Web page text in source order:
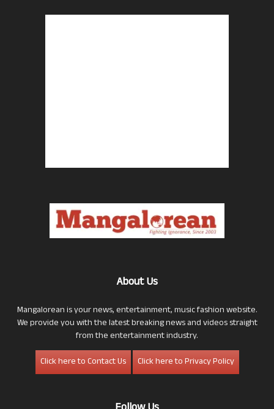
About Us
Mangalorean is your news, entertainment, music fashion website.
We provide you with the latest breaking news and videos straight
from the entertainment industry.
Click here to Contact Us
Click here to Privacy Policy